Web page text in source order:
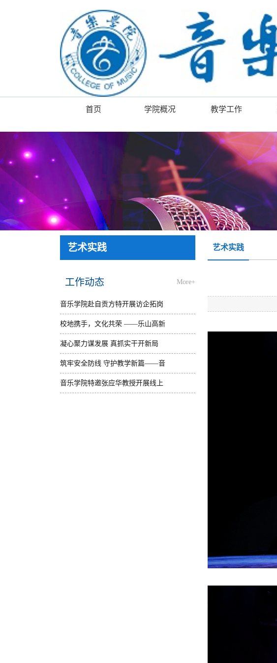
首页 学院概况 教学工作
艺术实践
工作动态 More+
音乐学院赴自贡方特开展访企拓岗
活动并看望实习学生
[2026年03月20日]
校地携手，文化共荣 ——乐山高新
区与乐山师院共绘春夏艺术节蓝图
[2026年03月18日]
凝心聚力谋发展 真抓实干开新局
——音乐学院召开2026年春季学期
教职工大会
筑牢安全防线 守护教学新篇——音
乐学院开展2026年春季开学前实验
音乐学院特邀张应华教授开展线上
艺术实践